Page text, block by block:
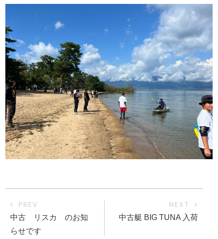
PREV
中古 リスカ のお知
らせです
NEXT
中古艇 BIG TUNA 入荷